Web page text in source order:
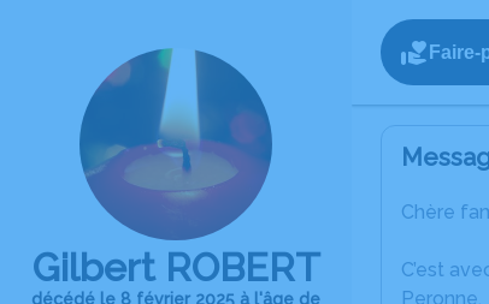
Gilbert ROBERT
décédé le 8 février 2025 à l'âge de
Faire-
Chère
C’est
Peronne.